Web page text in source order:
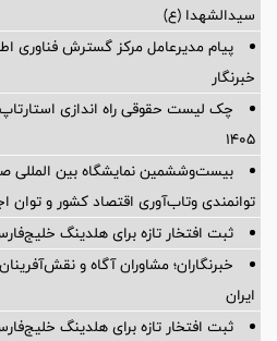
سیدالشهدا (ع)
پیام مدیرعامل مرکز گسترش فناوری
خبرنگار
چک لیست حقوقی راه اندازی
۱۴۰۵
بیست‌وششمین نمایشگاه بین المللی
توانمندی وتاب‌آوری اقتصاد کشور و توان
ثبت افتخار تازه برای هلدینگ
خبرنگاران؛ مشاوران آگاه و
ایران
ثبت افتخار تازه برای هلدینگ